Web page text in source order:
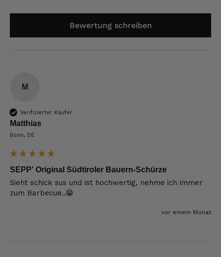
Bewertung schreiben
M
Verifizierter Käufer
Matthias
Bonn, DE
SEPP' Original Südtiroler Bauern-Schürze
Sieht schick sus und ist hochwertig, nehme ich immer
zum Barbecue..😁
vor einem Monat